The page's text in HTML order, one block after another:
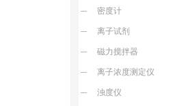
密度计
离子试剂
磁力搅拌器
离子浓度测定仪
浊度仪